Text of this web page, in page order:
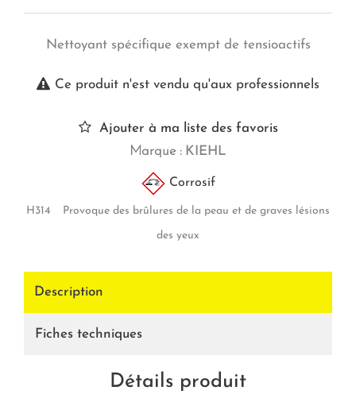
Nettoyant spécifique exempt de tensioactifs
Ce produit n'est vendu qu'aux professionnels
Ajouter à ma liste des favoris
Marque : KIEHL
Corrosif
H314 Provoque des brûlures de la peau et de graves lésions
des yeux
Description
Fiches techniques
Détails produit